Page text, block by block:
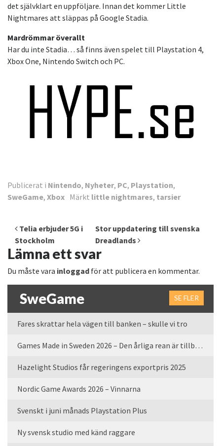
det självklart en uppföljare. Innan det kommer Little
Nightmares att släppas på Google Stadia.
Mardrömmar överallt
Har du inte Stadia… så finns även spelet till Playstation 4,
Xbox One, Nintendo Switch och PC.
Publicerat i Nintendo, Nyheter, PC, Playstation,
SweGame, Xbox Märkt little nightmares, tarsier
Inläggsnavigering
Telia erbjuder 5G i
Stockholm
Stor uppdatering till svenska
Dreadlands
Lämna ett svar
Du måste vara inloggad för att publicera en kommentar.
SweGame SE FLER
Fares skrattar hela vägen till banken – skulle vi tro
Games Made in Sweden 2026 – Den årliga rean är tillbaka
Hazelight Studios får regeringens exportpris 2025
Nordic Game Awards 2026 – Vinnarna
Svenskt i juni månads Playstation Plus
Ny svensk studio med känd raggare